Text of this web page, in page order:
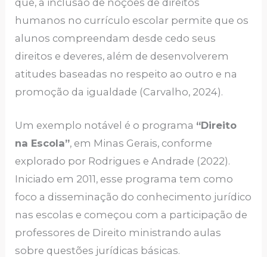
humanos no currículo escolar permite que os
alunos compreendam desde cedo seus
direitos e deveres, além de desenvolverem
atitudes baseadas no respeito ao outro e na
promoção da igualdade (Carvalho, 2024).
Um exemplo notável é o programa “Direito
na Escola”, em Minas Gerais, conforme
explorado por Rodrigues e Andrade (2022).
Iniciado em 2011, esse programa tem como
foco a disseminação do conhecimento jurídico
nas escolas e começou com a participação de
professores de Direito ministrando aulas
sobre questões jurídicas básicas.